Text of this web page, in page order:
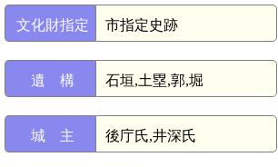
文化財指定 市指定史跡
遺 構 石垣,土塁,郭,堀
城 主 後庁氏,井深氏